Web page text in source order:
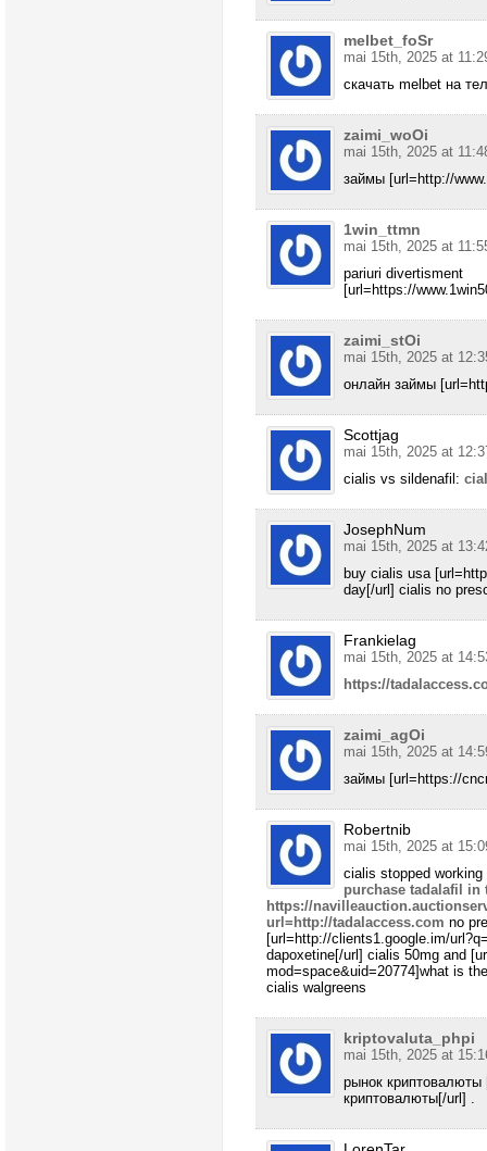
melbet_foSr
mai 15th, 2025 at
скачать melbet на
zaimi_woOi
mai 15th, 2025 at
займы [url=http://
1win_ttmn
mai 15th, 2025 at
pariuri divertisment
[url=https://
zaimi_stOi
mai 15th, 2025 at
онлайн займы
Scottjag
mai 15th, 2025 at
cialis vs sildenafil:
JosephNum
mai 15th, 2025 at
buy cialis usa
day[/url] cialis no
Frankielag
mai 15th, 2025 at
https://
zaimi_agOi
mai 15th, 2025 at
займы [url=https://
Robertnib
mai 15th, 2025 at
cialis stopped working
purchase tadalafil in
https://
url=http://tadalaccess.com no
[url=http://clients1.google.im/
dapoxetine[/url] cialis 50mg and
mod=space&uid=20774]what is
cialis walgreens
kriptovaluta_phpi
mai 15th, 2025 at
рынок криптовалюты
криптовалюты[/url] .